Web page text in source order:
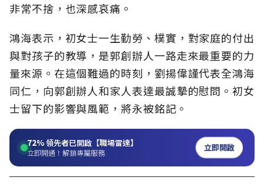
非常不捨，也深感哀痛。
鴻海表示，初女士一生勤勞、樸實，對家庭的付出
與對孩子的教導，是郭創辦人一路走來最重要的力
量來源。在這個難過的時刻，劉揚偉謹代表全鴻海
同仁，向郭創辦人和家人表達最誠摯的慰問。初女
士留下的影響與風範，將永被銘記。
72%領先者已開啟【職場雷達】
立即開通！解鎖專屬服務 立即開啟